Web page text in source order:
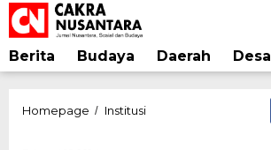
Lewati
ke
konten
Berita Budaya Daerah Desa
Homepage / InstitusiDankoharmatau